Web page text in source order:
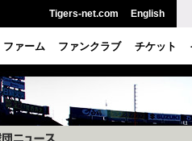
Tigers-net.com English
ファーム ファンクラブ チケット